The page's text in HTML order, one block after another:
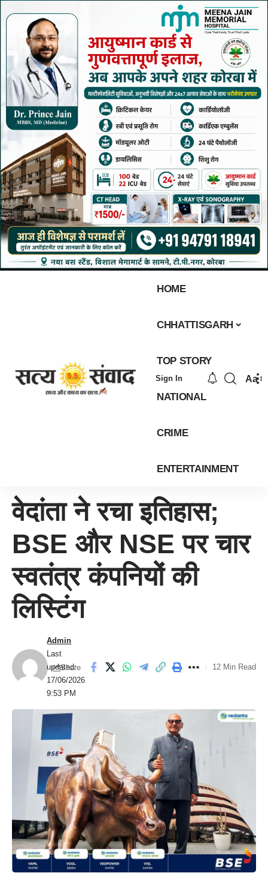
HOME
CHHATTISGARH
TOP STORY
NATIONAL
CRIME
ENTERTAINMENT
Sign In Aa
वेदांता ने रचा इतिहास;
BSE और NSE पर चार
स्वतंत्र कंपनियों की
लिस्टिंग
Last
updated:
17/06/2026
9:53 PM
Admin
Share 12 Min Read